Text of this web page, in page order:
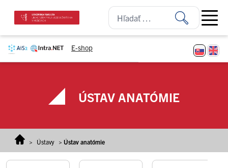
E-shop
Open
ÚSTAV ANATÓMIE
> Ústavy > Ústav anatómie